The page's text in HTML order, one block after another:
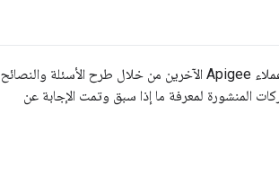
هو مورد مجاني يمكنك من خلاله التواصل مع Apigee وغيره من عملاء Apigee الآخرين من خلال طرح الأسئلة والنصائح
المنشورة لمعرفة ما إذا سبق وتمت الإجابة عن